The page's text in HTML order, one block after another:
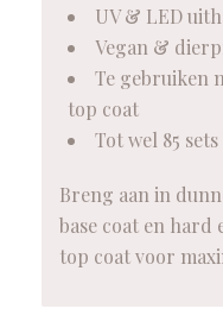
UV & LED
Vegan &
Te gebruiken
top coat
Tot wel 85
Breng aan in
base coat en hard
top coat voor